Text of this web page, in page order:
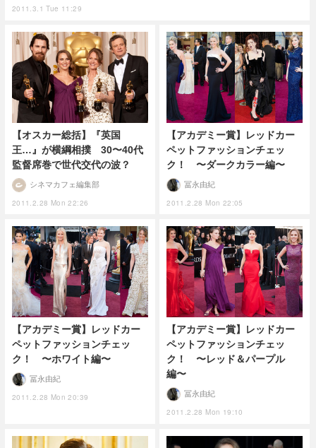
2011.3.1 Tue 11:29
【オスカー総括】『英国
王…』が横綱相撲 30〜40代
監督席巻で世代交代の波？
2011.2.28 Mon 22:26
シネマカフェ編集部
【アカデミー賞】レッドカー
ペットファッションチェッ
ク！ 〜ダークカラー編〜
2011.2.28 Mon 22:05
冨永由紀
【アカデミー賞】レッドカー
ペットファッションチェッ
ク！ 〜ホワイト編〜
2011.2.28 Mon 20:39
冨永由紀
【アカデミー賞】レッドカー
ペットファッションチェッ
ク！ 〜レッド＆パープル
編〜
2011.2.28 Mon 19:10
冨永由紀